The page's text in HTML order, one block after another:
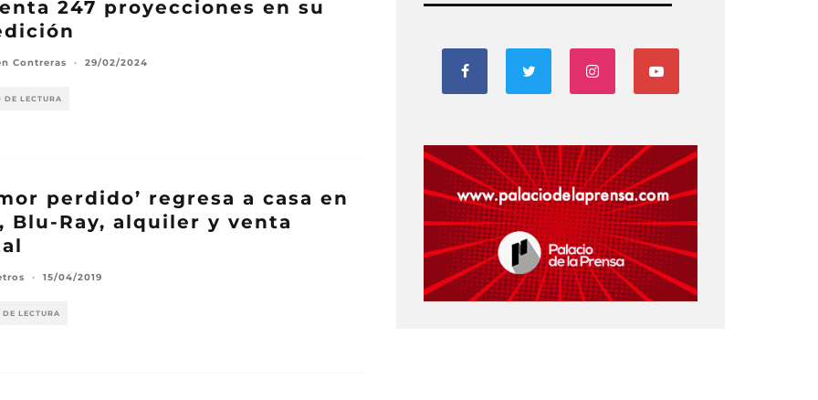
247 proyecciones en su
Contreras · 29/02/2024
DE LECTURA
perdido’ regresa a casa en
Blu-Ray, alquiler y venta
· 15/04/2019
LECTURA